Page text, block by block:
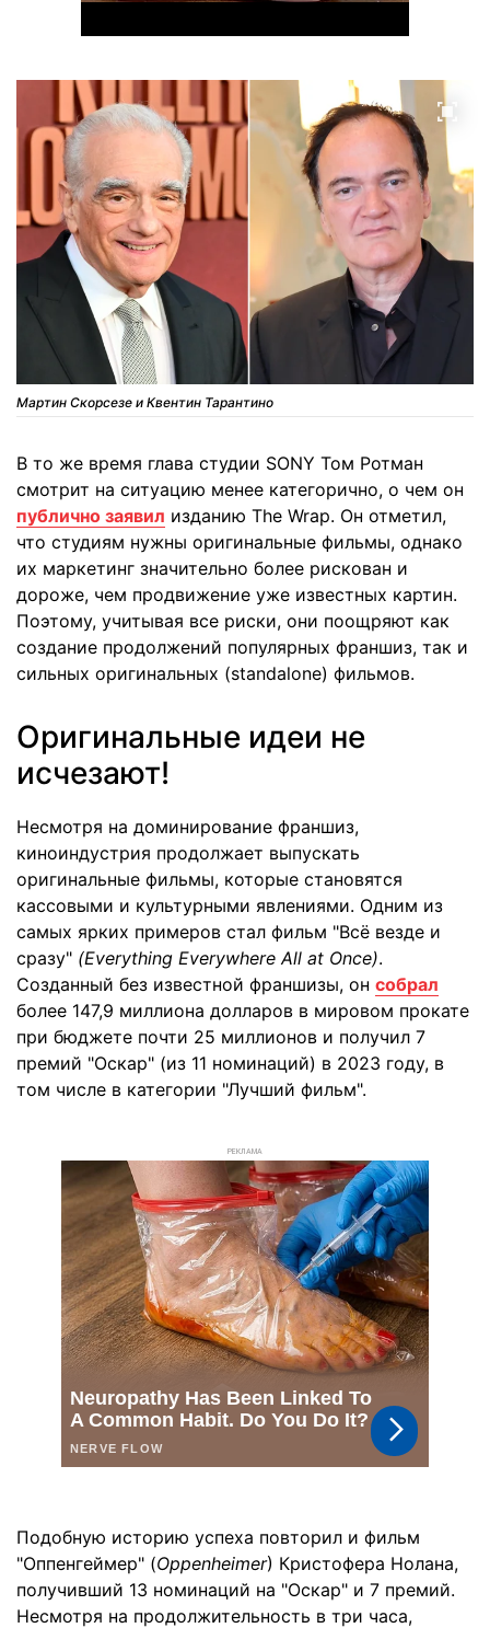
Мартин Скорсезе и Квентин Тарантино
В то же время глава студии SONY Том Ротман
смотрит на ситуацию менее категорично, о чем он
публично заявил изданию The Wrap. Он отметил,
что студиям нужны оригинальные фильмы, однако
их маркетинг значительно более рискован и
дороже, чем продвижение уже известных картин.
Поэтому, учитывая все риски, они поощряют как
создание продолжений популярных франшиз, так и
сильных оригинальных (standalone) фильмов.
Оригинальные идеи не
исчезают!
Несмотря на доминирование франшиз,
киноиндустрия продолжает выпускать
оригинальные фильмы, которые становятся
кассовыми и культурными явлениями. Одним из
самых ярких примеров стал фильм "Всё везде и
сразу" (Everything Everywhere All at Once).
Созданный без известной франшизы, он собрал
более 147,9 миллиона долларов в мировом прокате
при бюджете почти 25 миллионов и получил 7
премий "Оскар" (из 11 номинаций) в 2023 году, в
том числе в категории "Лучший фильм".
РЕКЛАМА
Подобную историю успеха повторил и фильм
"Оппенгеймер" (Oppenheimer) Кристофера Нолана,
получивший 13 номинаций на "Оскар" и 7 премий.
Несмотря на продолжительность в три часа,